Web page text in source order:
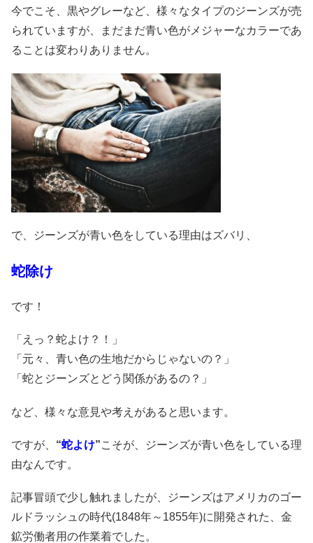
今でこそ、黒やグレーなど、様々なタイプのジーンズが売
られていますが、まだまだ青い色がメジャーなカラーであ
ることは変わりありません。
で、ジーンズが青い色をしている理由はズバリ、
蛇除け
です！
「えっ？蛇よけ？！」
「元々、青い色の生地だからじゃないの？」
「蛇とジーンズとどう関係があるの？」
など、様々な意見や考えがあると思います。
ですが、 “蛇よけ”こそが、ジーンズが青い色をしている理
由なんです。
記事冒頭で少し触れましたが、ジーンズはアメリカのゴー
ルドラッシュの時代(1848年～1855年)に開発された、金
鉱労働者用の作業着でした。